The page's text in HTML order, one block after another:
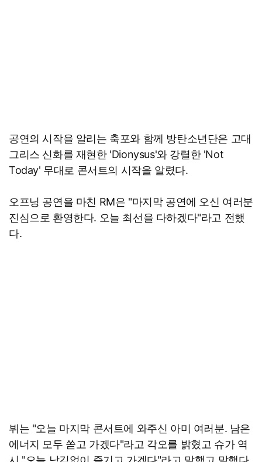
공연의 시작을 알리는 축포와 함께 방탄소년단은 고대
그리스 신화를 재현한 'Dionysus'와 강렬한 'Not
Today' 무대로 콘서트의 시작을 알렸다.
오프닝 공연을 마친 RM은 "마지막 공연에 오신 여러분
진심으로 환영한다. 오늘 최선을 다하겠다"라고 전했
다.
뷔는 "오늘 마지막 콘서트에 와주신 아미 여러분. 남은
에너지 모두 쏟고 가겠다"라고 각오를 밝혔고 슈가 역